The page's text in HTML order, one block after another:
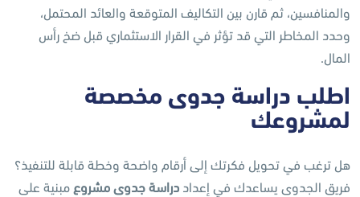
والمنافسين، ثم قارن بين التكاليف المتوقعة والعائد المحتمل،
وحدد المخاطر التي قد تؤثر في القرار الاستثماري قبل ضخ رأس
المال.
اطلب دراسة جدوى مخصصة
لمشروعك
هل ترغب في تحويل فكرتك إلى أرقام واضحة وخطة قابلة للتنفيذ؟
فريق الجدوى يساعدك في إعداد دراسة جدوى مشروع مبنية على